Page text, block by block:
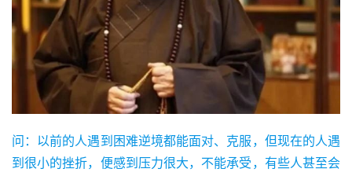
问：以前的人遇到困难逆境都能面对、克服，但现在的人遇
到很小的挫折，便感到压力很大，不能承受，有些人甚至会